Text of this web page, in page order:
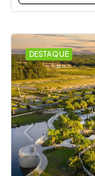
DESTAQUE